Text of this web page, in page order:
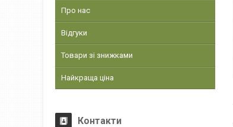
Про нас
Відгуки
Товари зі знижками
Найкраща ціна
Контакти